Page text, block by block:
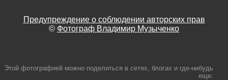
Предупреждение о соблюдении авторских прав
© Фотограф Владимир Музыченко
Этой фотографией можно поделиться в сетях, блогах и где-нибудь
еще: